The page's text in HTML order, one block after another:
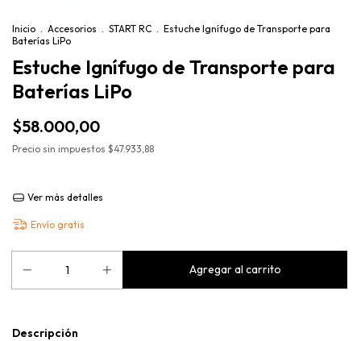
Inicio . Accesorios . START RC . Estuche Ignífugo de Transporte para
Baterías LiPo
Estuche Ignífugo de Transporte para
Baterías LiPo
$58.000,00
Precio sin impuestos $47.933,88
Ver más detalles
Envío gratis
Descripción